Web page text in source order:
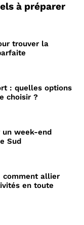
à préparer
trouver la
: quelles options
choisir ?
un week-end
Sud
comment allier
en toute